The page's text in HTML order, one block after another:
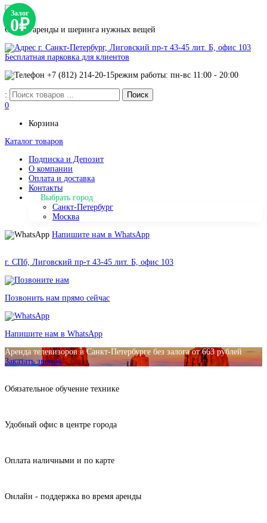
Сервис аренды и шеринга нужных вещей
г. Санкт-Петербург, Лиговский пр-т 43-45 лит. Б, офис 103
Бесплатная парковка для клиентов
+7 (812) 214-20-15режим работы: пн-вс 11:00 - 20:00
:
0
Корзина
Каталог товаров
Подписка и Депозит
О компании
Оплата и доставка
Контакты
Выбрать город
Санкт-Петербург
Москва
Напишите нам в WhatsApp
г. СПб, Лиговский пр-т 43-45 лит. Б, офис 103
Позвонить нам прямо сейчас
Напишите нам в WhatsApp
Аренда телевизоров в Санкт-Петербурге без залога от 663 рублей
Заказать звонок
Обязательное обучение технике
Удобный офис в центре города
Оплата наличными и по карте
Онлайн - поддержка во время аренды
Залог
0₽